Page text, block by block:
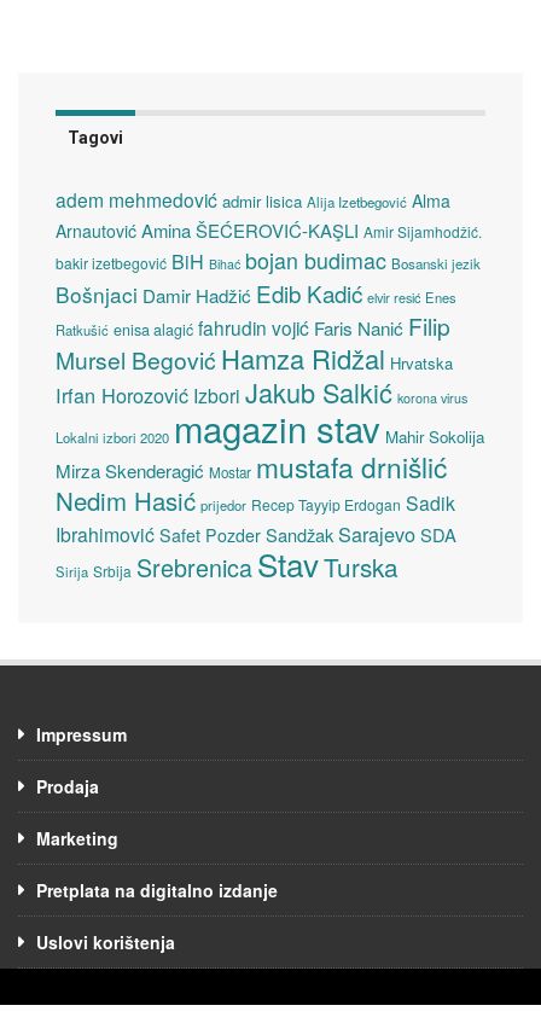
Tagovi
adem mehmedović admir lisica Alija Izetbegović Alma
Arnautović Amina ŠEĆEROVIĆ-KAŞLI Amir Sijamhodžić.
bakir izetbegović BiH Bihać bojan budimac Bosanski jezik
Bošnjaci Damir Hadžić Edib Kadić elvir resić Enes
Ratkušić enisa alagić fahrudin vojić Faris Nanić Filip
Mursel Begović Hamza Ridžal Hrvatska
Irfan Horozović Izbori Jakub Salkić korona virus
Lokalni izbori 2020 magazin stav Mahir Sokolija
Mirza Skenderagić Mostar mustafa drnišlić
Nedim Hasić prijedor Recep Tayyip Erdogan Sadik
Ibrahimović Safet Pozder SandžakSarajevoSDA
Sirija Srbija SrebrenicaStavTurska
Impressum
Prodaja
Marketing
Pretplata na digitalno izdanje
Uslovi korištenja